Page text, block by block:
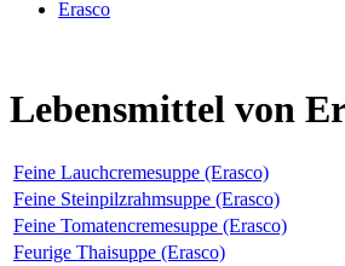
Erasco
Lebensmittel von
Feine Lauchcremesuppe (Erasco)
Feine Steinpilzrahmsuppe (Erasco)
Feine Tomatencremesuppe (Erasco)
Feurige Thaisuppe (Erasco)